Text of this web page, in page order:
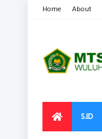
Home About
S.ID